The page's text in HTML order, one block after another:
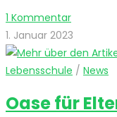
1 Kommentar
1. Januar 2023
Lebensschule / News
Oase für